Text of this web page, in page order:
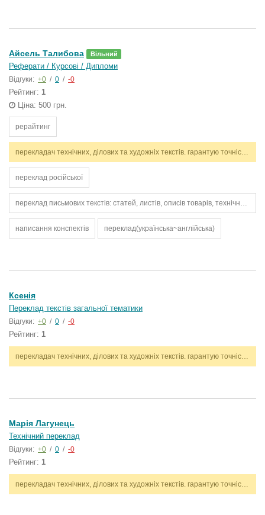
Айсель Талибова Вільний
Реферати / Курсові / Дипломи
Відгуки: +0 / 0 / -0
Рейтинг: 1
Ціна: 500 грн.
рерайтинг
перекладач технічних, ділових та художніх текстів. гарантую точність, стилістичну відповідність і дотримання термінів. працюю з англійською та українською мовами.
переклад російської
переклад письмових текстів: статей, листів, описів товарів, технічних інструкцій
написання конспектів переклад(українська~англійська)
Ксенія
Переклад текстів загальної тематики
Відгуки: +0 / 0 / -0
Рейтинг: 1
перекладач технічних, ділових та художніх текстів. гарантую точність, стилістичну відповідність і дотримання термінів. працюю з англійською та українською мовами.
Марія Лагунець
Технічний переклад
Відгуки: +0 / 0 / -0
Рейтинг: 1
перекладач технічних, ділових та художніх текстів. гарантую точність, стилістичну відповідність і дотримання термінів. працюю з англійською та українською мовами.